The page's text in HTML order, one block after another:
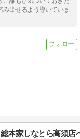
出せるよう導いていま
総本家しなとら高須店